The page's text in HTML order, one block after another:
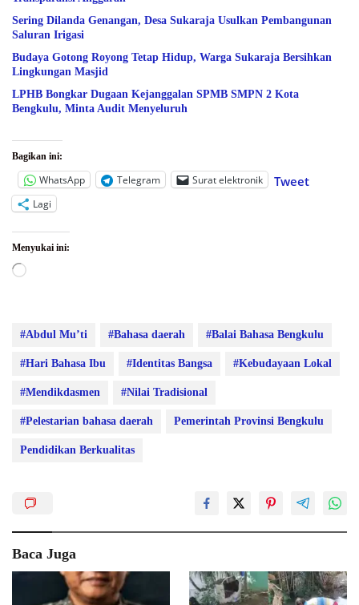
Sering Dilanda Genangan, Desa Sukaraja Usulkan Pembangunan
Saluran Irigasi
Budaya Gotong Royong Tetap Hidup, Warga Sukaraja Bersihkan
Lingkungan Masjid
LPHB Bongkar Dugaan Kejanggalan SPMB SMPN 2 Kota
Bengkulu, Minta Audit Menyeluruh
Bagikan ini:
WhatsApp Telegram Surat elektronik Tweet
Lagi
Menyukai ini:
Memuat...
#Abdul Mu’ti #Bahasa daerah #Balai Bahasa Bengkulu
#Hari Bahasa Ibu #Identitas Bangsa #Kebudayaan Lokal
#Mendikdasmen #Nilai Tradisional
#Pelestarian bahasa daerah Pemerintah Provinsi Bengkulu
Pendidikan Berkualitas
Baca Juga